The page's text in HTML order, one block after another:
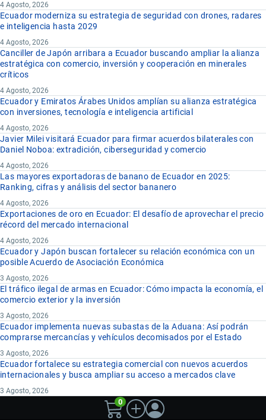
4 Agosto, 2026
Ecuador moderniza su estrategia de seguridad con drones, radares
e inteligencia hasta 2029
4 Agosto, 2026
Canciller de Japón arribara a Ecuador buscando ampliar la alianza
estratégica con comercio, inversión y cooperación en minerales
críticos
4 Agosto, 2026
Ecuador y Emiratos Árabes Unidos amplían su alianza estratégica
con inversiones, tecnología e inteligencia artificial
4 Agosto, 2026
Javier Milei visitará Ecuador para firmar acuerdos bilaterales con
Daniel Noboa: extradición, ciberseguridad y comercio
4 Agosto, 2026
Las mayores exportadoras de banano de Ecuador en 2025:
Ranking, cifras y análisis del sector bananero
4 Agosto, 2026
Exportaciones de oro en Ecuador: El desafío de aprovechar el precio
récord del mercado internacional
4 Agosto, 2026
Ecuador y Japón buscan fortalecer su relación económica con un
posible Acuerdo de Asociación Económica
3 Agosto, 2026
El tráfico ilegal de armas en Ecuador: Cómo impacta la economía, el
comercio exterior y la inversión
3 Agosto, 2026
Ecuador implementa nuevas subastas de la Aduana: Así podrán
comprarse mercancías y vehículos decomisados por el Estado
3 Agosto, 2026
Ecuador fortalece su estrategia comercial con nuevos acuerdos
internacionales y busca ampliar su acceso a mercados clave
3 Agosto, 2026
0